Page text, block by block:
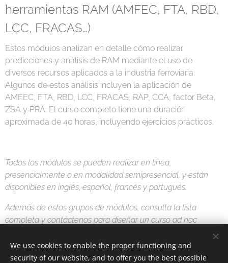
herramientas RAM (AMFEC, FTA, RBD,
LCC, FRACAS…)
Estos módulos analizan en detalle cómo realizar
predicciones y análisis de RAM mediante el uso de
diversos recursos aplicados a la industria ferroviaria.
Algunos de estos análisis incluyen la aplicación de
AMFEC, FTA, RBD, LCC, FRACAS, RAP, CCA, factor Beta,
ZSA y PRA. El curso completo tiene una duración
aproximada de 40 horas, incluyendo ejercicios prácticos.
Todos los módulos se pueden realizar en línea,
presencialmente o en modalidad semipresencial, y están
disponibles en inglés, español, francés y portugués.
Además de estos grupos de módulos, consulta la lista
completa y contáctenos para diseñar un curso ad hoc
We use cookies to enable the proper functioning and
security of our website, and to offer you the best possible